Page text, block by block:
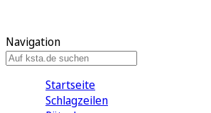
Navigation
Startseite
Schlagzeilen